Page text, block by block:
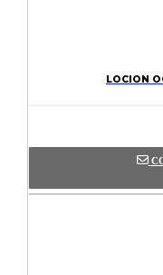
LOCION